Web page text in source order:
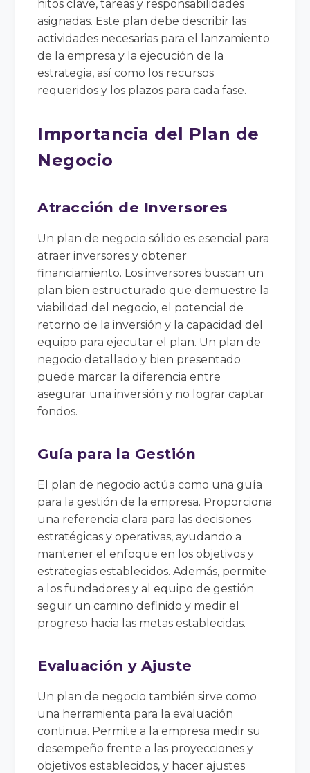
hitos clave, tareas y responsabilidades
asignadas. Este plan debe describir las
actividades necesarias para el lanzamiento
de la empresa y la ejecución de la
estrategia, así como los recursos
requeridos y los plazos para cada fase.
Importancia del Plan de
Negocio
Atracción de Inversores
Un plan de negocio sólido es esencial para
atraer inversores y obtener
financiamiento. Los inversores buscan un
plan bien estructurado que demuestre la
viabilidad del negocio, el potencial de
retorno de la inversión y la capacidad del
equipo para ejecutar el plan. Un plan de
negocio detallado y bien presentado
puede marcar la diferencia entre
asegurar una inversión y no lograr captar
fondos.
Guía para la Gestión
El plan de negocio actúa como una guía
para la gestión de la empresa. Proporciona
una referencia clara para las decisiones
estratégicas y operativas, ayudando a
mantener el enfoque en los objetivos y
estrategias establecidos. Además, permite
a los fundadores y al equipo de gestión
seguir un camino definido y medir el
progreso hacia las metas establecidas.
Evaluación y Ajuste
Un plan de negocio también sirve como
una herramienta para la evaluación
continua. Permite a la empresa medir su
desempeño frente a las proyecciones y
objetivos establecidos, y hacer ajustes